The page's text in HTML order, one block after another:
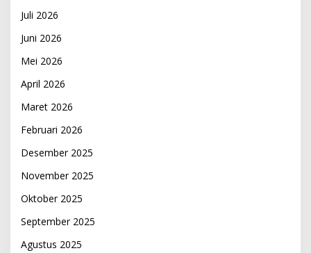
Juli 2026
Juni 2026
Mei 2026
April 2026
Maret 2026
Februari 2026
Desember 2025
November 2025
Oktober 2025
September 2025
Agustus 2025